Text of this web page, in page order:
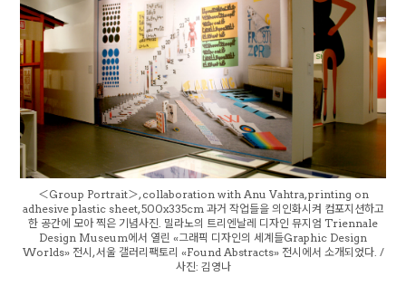
＜Group Portrait＞, collaboration with Anu Vahtra, printing on
adhesive plastic sheet, 500x335cm 과거 작업들을 의인화시켜 컴포지션하고
한 공간에 모아 찍은 기념사진. 밀라노의 트리엔날레 디자인 뮤지엄 Triennale
Design Museum에서 열린 «그래픽 디자인의 세계들Graphic Design
Worlds» 전시, 서울 갤러리팩토리 «Found Abstracts» 전시에서 소개되었다. /
사진: 김영나